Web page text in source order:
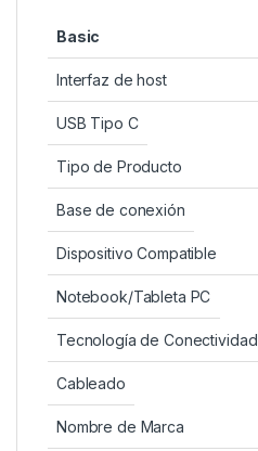
Basic
Interfaz de host
USB Tipo C
Tipo de Producto
Base de conexión
Dispositivo Compatible
Notebook/Tableta PC
Tecnología de Conectividad
Cableado
Nombre de Marca